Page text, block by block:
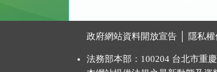
政府網站資料開放宣告 隱私
法務部本部：100204 台北市重